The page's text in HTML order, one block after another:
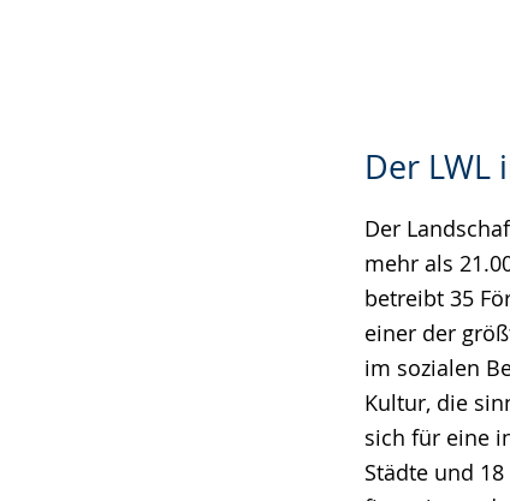
Der LWL
Der
mehr als
betreibt 35
einer der
im sozialen
Kultur, die
sich für eine
Städte und